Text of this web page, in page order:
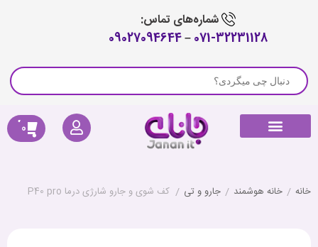
شماره‌های تماس:
071-32231128
–
09027094644
0
خانه / خانه هوشمند / جارو و تی / کف شوی و جارو شارژی درما P40 pro